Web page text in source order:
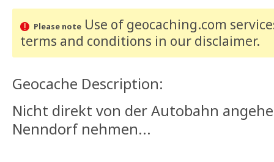
Please noteUse of geocaching.com
terms and conditions in our disclaimer.
Geocache Description:
Nicht direkt von der Autobahn
Nenndorf nehmen...